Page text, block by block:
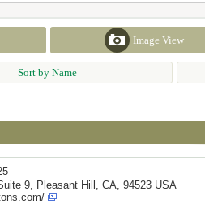
Image View
Sort by Name
9, Pleasant Hill, CA, 94523 USA